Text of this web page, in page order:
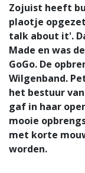
Zojuist heeft
plaotje
talk about it'.
Made en was
GoGo. De
Wilgenband.
het bestuur
gaf in haar
mooie
met korte
worden.